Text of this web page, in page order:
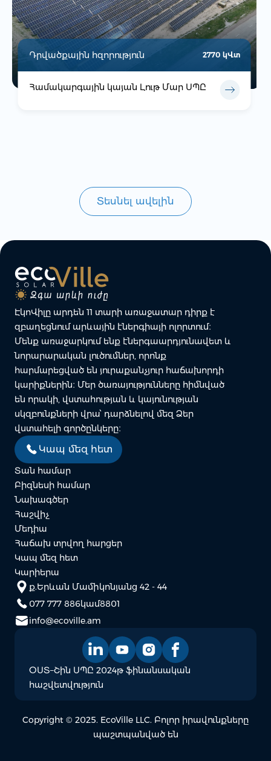
Դրվածքային հզորություն 2770 կՎտ
Համակարգային կայան Լութ Մար ՍՊԸ
Տեսնել ավելին
ԷկոՎիլը արդեն 11 տարի առաջատար դիրք է
զբաղեցնում արևային էներգիայի ոլորտում։
Մենք առաջարկում ենք էներգաարդյունավետ և
նորարարական լուծումներ, որոնք
հարմարեցված են յուրաքանչյուր հաճախորդի
կարիքներին։ Մեր ծառայությունները հիմնված
են որակի, վստահության և կայունության
սկզբունքների վրա՝ դարձնելով մեզ Ձեր
վստահելի գործընկերը։
Կապ մեզ հետ
Տան համար
Բիզնեսի համար
Նախագծեր
Հաշվիչ
Մեդիա
Հաճախ տրվող հարցեր
Կապ մեզ հետ
Կարիերա
ք.Երևան Մամիկոնյանց 42 - 44
077 777 886կամ8801
info@ecoville.am
ՕՍՏ–Շին ՍՊԸ 2024թ ֆինանսական
հաշվետվություն
Copyright © 2025. EcoVille LLC. Բոլոր իրավունքները
պաշտպանված են